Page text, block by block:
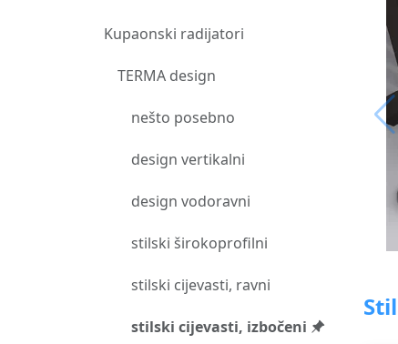
Kupaonski radijatori
TERMA design
nešto posebno
design vertikalni
design vodoravni
stilski širokoprofilni
stilski cijevasti, ravni
stilski cijevasti, izbočeni